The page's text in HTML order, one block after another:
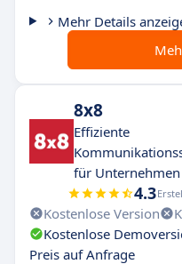
Mehr Details
8x8
Effiziente
für Unternehmen
4.3
Kostenlose Version
Kostenlose
Preis auf Anfrage